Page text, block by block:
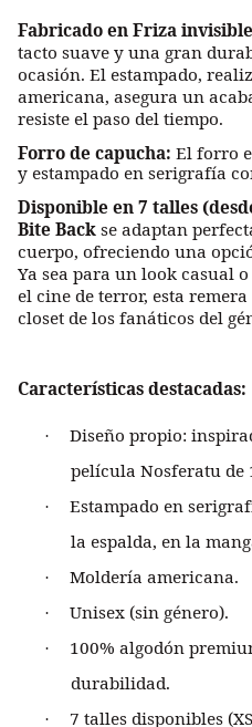
Fabricado en Friza
tacto suave y una gran
ocasión. El estampado,
americana, asegura un
resiste el paso del tiempo.
Forro de capucha: El forro
y estampado en serigrafía
Disponible en 7 talles
Bite Back se adaptan
cuerpo, ofreciendo una
Ya sea para un look casual
el cine de terror, esta
closet de los fanáticos del
Características destacadas:
· Diseño propio:
película Nosferatu de
· Estampado en
la espalda, en la
· Moldería americana.
· Unisex (sin género).
· 100% algodón
durabilidad.
· 7 talles disponibles